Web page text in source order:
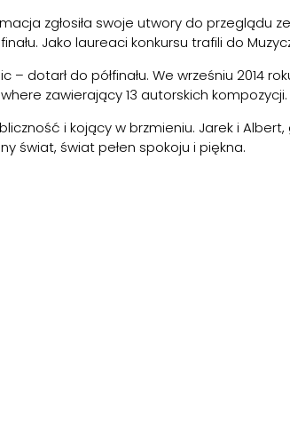
zgłosiła swoje utwory do przeglądu
Jako laureaci konkursu trafili do
– dotarł do półfinału. We wrześniu 2014
zawierający 13 autorskich kompozycji.
i kojący w brzmieniu. Jarek i Albert,
świat, świat pełen spokoju i piękna.